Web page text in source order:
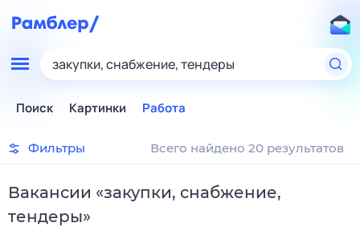
закупки, снабжение, тендеры
Поиск Картинки Работа
Фильтры Всего найдено 20 результатов
Вакансии «закупки, снабжение,
тендеры»